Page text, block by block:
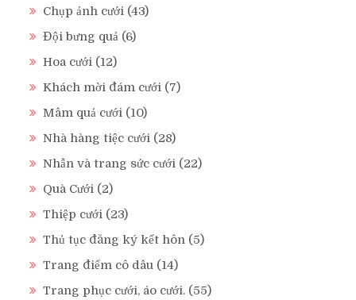
Chụp ảnh cưới (43)
Đội bưng quả (6)
Hoa cưới (12)
Khách mời đám cưới (7)
Mâm quả cưới (10)
Nhà hàng tiệc cưới (28)
Nhẫn và trang sức cưới (22)
Quà Cưới (2)
Thiệp cưới (23)
Thủ tục đăng ký kết hôn (5)
Trang điểm cô dâu (14)
Trang phục cưới, áo cưới. (55)